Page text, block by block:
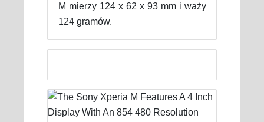
M mierzy 124 x 62 x 93 mm i waży
124 gramów.